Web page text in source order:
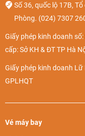
Số 36, quốc lộ 17B,
Phòng. (024) 7307
Giấy phép kinh doanh
cấp: Sở KH & ĐT TP Hà
Giấy phép kinh doanh
GPLHQT
Vé máy bay